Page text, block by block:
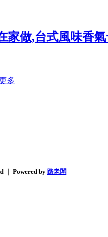
做,台式風味香氣
多
｜ Powered by 路老闆